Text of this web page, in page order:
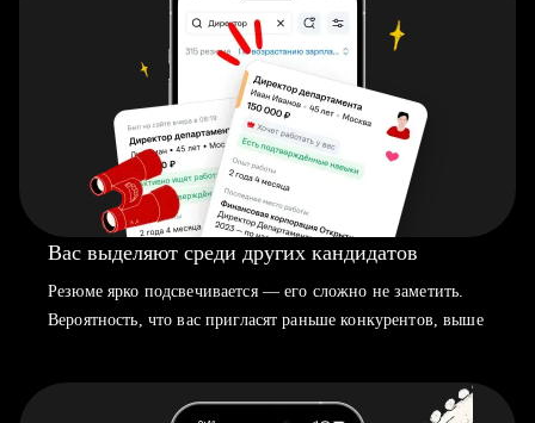
Вас выделяют среди других кандидатов
Резюме ярко подсвечивается — его сложно не заметить.
Вероятность, что вас пригласят раньше конкурентов, выше